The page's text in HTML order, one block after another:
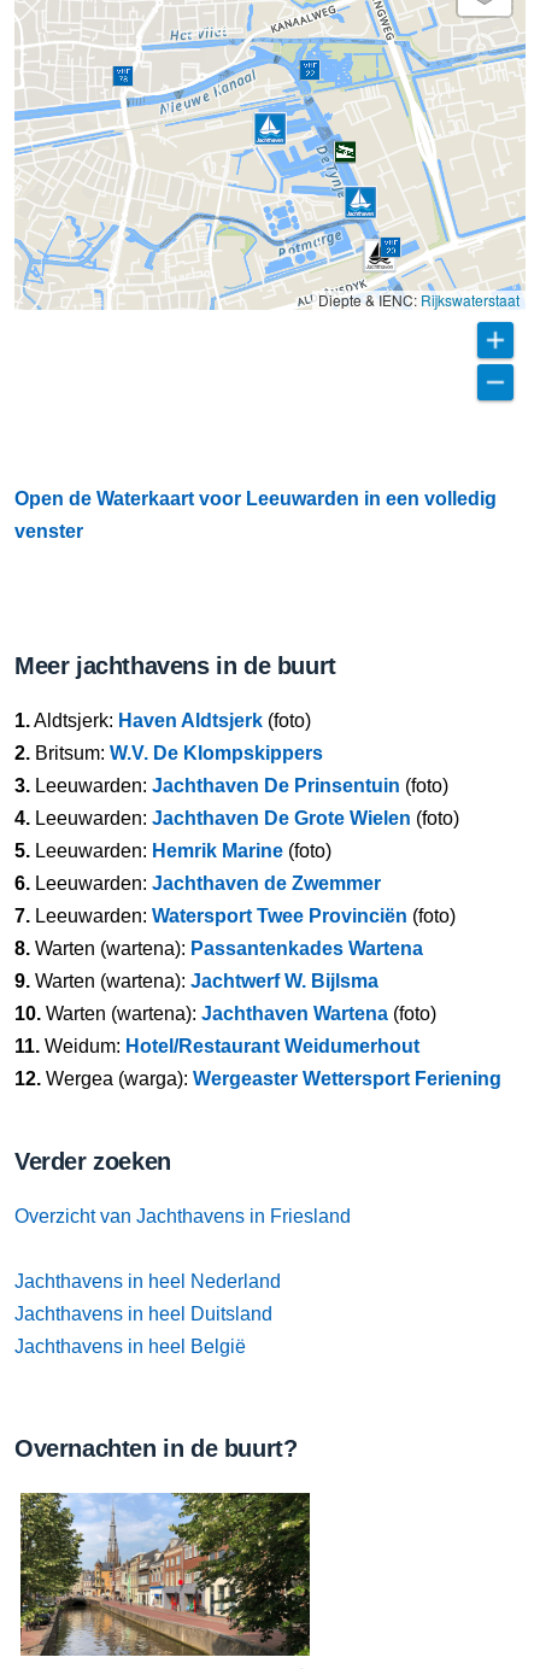
Diepte & IENC: Rijkswaterstaat
Open de Waterkaart voor Leeuwarden in een volledig
venster
Meer jachthavens in de buurt
1.Aldtsjerk: Haven Aldtsjerk (foto)
2. Britsum: W.V. De Klompskippers
3. Leeuwarden: Jachthaven De Prinsentuin (foto)
4. Leeuwarden: Jachthaven De Grote Wielen (foto)
5. Leeuwarden: Hemrik Marine (foto)
6. Leeuwarden: Jachthaven de Zwemmer
7. Leeuwarden: Watersport Twee Provinciën (foto)
8. Warten (wartena): Passantenkades Wartena
9. Warten (wartena): Jachtwerf W. Bijlsma
10. Warten (wartena): Jachthaven Wartena (foto)
11. Weidum: Hotel/Restaurant Weidumerhout
12. Wergea (warga): Wergeaster Wettersport Feriening
Verder zoeken
Overzicht van Jachthavens in Friesland
Jachthavens in heel Nederland
Jachthavens in heel Duitsland
Jachthavens in heel België
Overnachten in de buurt?